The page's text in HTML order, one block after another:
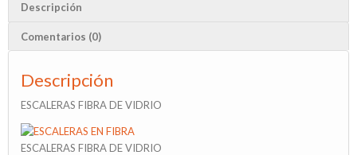
Descripción
Comentarios (0)
Descripción
ESCALERAS FIBRA DE VIDRIO
ESCALERAS FIBRA DE VIDRIO